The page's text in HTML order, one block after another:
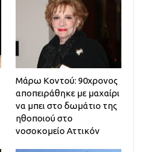
Μάρω Κοντού: 90χρονος
αποπειράθηκε με μαχαίρι
να μπει στο δωμάτιο της
ηθοποιού στο
νοσοκομείο Αττικόν